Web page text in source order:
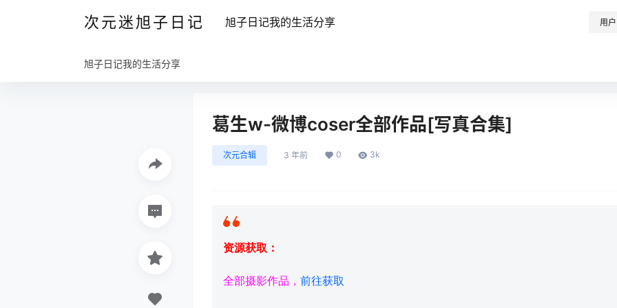
次元迷旭子日记 旭子日记我的生活分享 用户
旭子日记我的生活分享
葛生w-微博coser全部作品[写真合集]
次元合辑 3 年前 0 3k
资源获取：
全部摄影作品， 前往获取